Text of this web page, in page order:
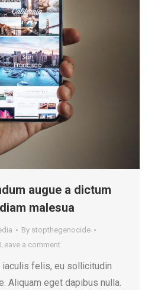
augue a dictum
malesua
By stopthegenocide
Leave a comment
felis, eu sollicitudin
Aliquam eget dapibus nulla.